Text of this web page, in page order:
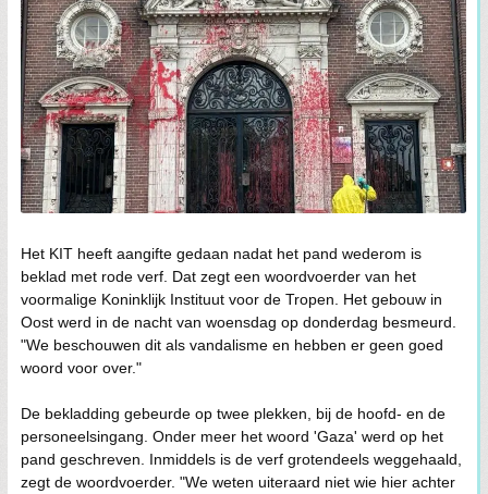
Het KIT heeft aangifte gedaan nadat het pand wederom is
beklad met rode verf. Dat zegt een woordvoerder van het
voormalige Koninklijk Instituut voor de Tropen. Het gebouw in
Oost werd in de nacht van woensdag op donderdag besmeurd.
"We beschouwen dit als vandalisme en hebben er geen goed
woord voor over."
De bekladding gebeurde op twee plekken, bij de hoofd- en de
personeelsingang. Onder meer het woord 'Gaza' werd op het
pand geschreven. Inmiddels is de verf grotendeels weggehaald,
zegt de woordvoerder. "We weten uiteraard niet wie hier achter